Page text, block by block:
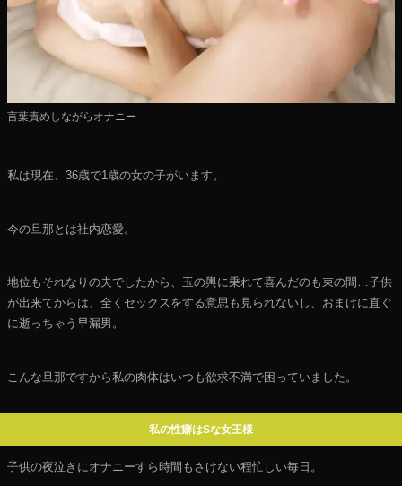
言葉責めしながらオナニー
私は現在、36歳で1歳の女の子がいます。
今の旦那とは社内恋愛。
地位もそれなりの夫でしたから、玉の輿に乗れて喜んだのも束の間…子供
が出来てからは、全くセックスをする意思も見られないし、おまけに直ぐ
に逝っちゃう早漏男。
こんな旦那ですから私の肉体はいつも欲求不満で困っていました。
私の性癖はSな女王様
子供の夜泣きにオナニーすら時間もさけない程忙しい毎日。